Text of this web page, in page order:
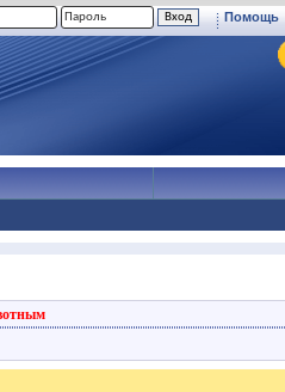
Помощь